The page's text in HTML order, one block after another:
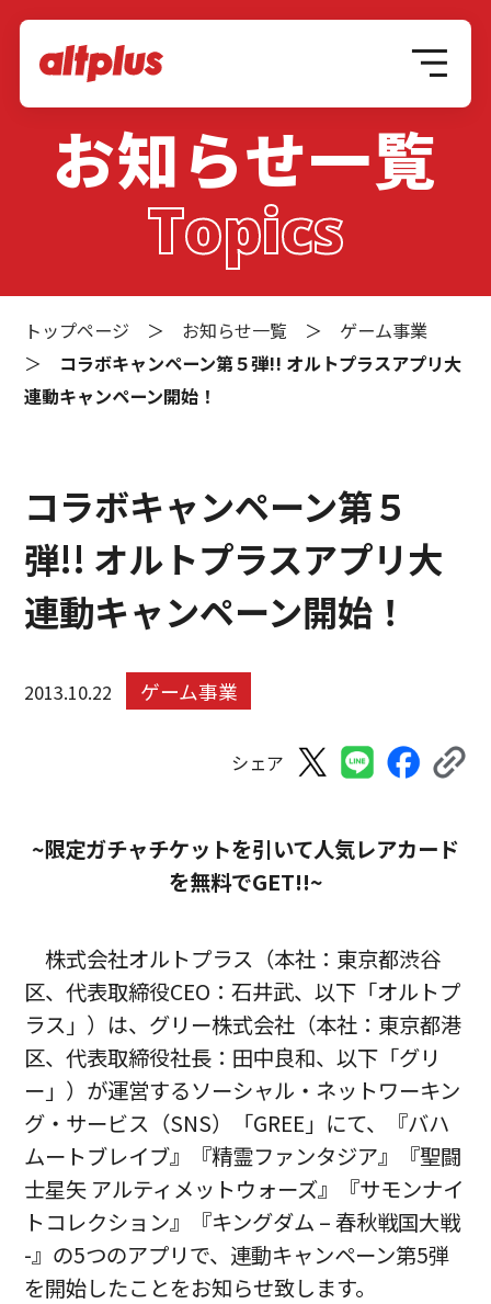
お知らせ一覧
Topics
トップページ ＞ お知らせ一覧 ＞ ゲーム事業
＞ コラボキャンペーン第５弾!! オルトプラスアプリ大
連動キャンペーン開始！
コラボキャンペーン第５
弾!! オルトプラスアプリ大
連動キャンペーン開始！
2013.10.22 ゲーム事業
シェア
~限定ガチャチケットを引いて人気レアカード
を無料でGET!!~
株式会社オルトプラス（本社：東京都渋谷
区、代表取締役CEO：石井武、以下「オルトプ
ラス」）は、グリー株式会社（本社：東京都港
区、代表取締役社長：田中良和、以下「グリ
ー」）が運営するソーシャル・ネットワーキン
グ・サービス（SNS）「GREE」にて、『バハ
ムートブレイブ』『精霊ファンタジア』『聖闘
士星矢 アルティメットウォーズ』『サモンナイ
トコレクション』『キングダム – 春秋戦国大戦
-』の5つのアプリで、連動キャンペーン第5弾
を開始したことをお知らせ致します。